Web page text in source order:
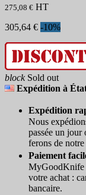
275,08 € HT
305,64 € -10%
blockSold out
Expédition à
Expédition
Nous
passée un jour
ferons de
Paiement
MyGoodKnife
votre achat :
bancaire.